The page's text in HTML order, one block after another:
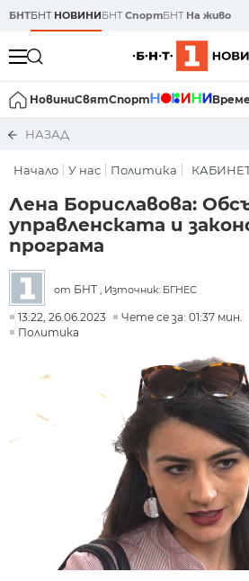
БНТБНТ НОВИНИБНТСпортБНТ На живо
НовиниСвятСпорт
НАЗАД
Начало У нас Политика
Лена Бориславова:
управленската и
програма
от БНТ , Източник: БГНЕС
13:22, 26.06.2023
Чете се за: 01:37 мин.
Политика